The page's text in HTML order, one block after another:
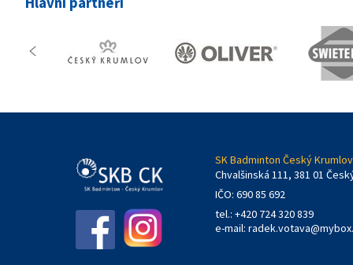
SK Badminton Český
Chvalšinská 111, 381 01
IČO: 690 85 692
tel.: +420 724 320 839
e-mail: